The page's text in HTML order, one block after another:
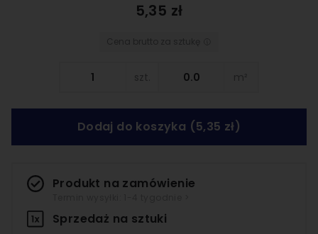
5,35 zł
szt.
Dodaj do koszyka (5,35 zł)
Produkt na zamówienie
Sprzedaż na sztuki